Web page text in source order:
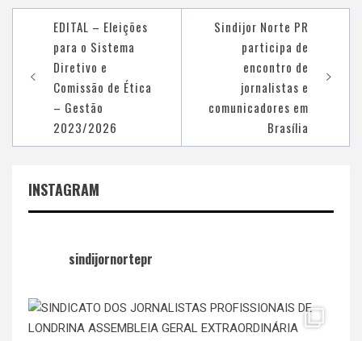
Navegação
Post
EDITAL – Eleições
para o Sistema
Diretivo e
Comissão de Ética
– Gestão
2023/2026
Sindijor Norte PR
participa de
encontro de
jornalistas e
comunicadores em
Brasília
INSTAGRAM
sindijornortepr